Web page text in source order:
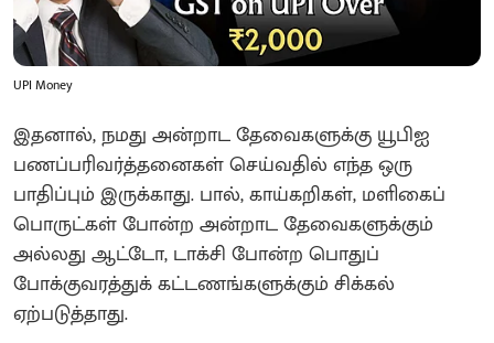
UPI Money
இதனால், நமது அன்றாட தேவைகளுக்கு யூபிஐ
பணப்பரிவர்த்தனைகள் செய்வதில் எந்த ஒரு
பாதிப்பும் இருக்காது. பால், காய்கறிகள், மளிகைப்
பொருட்கள் போன்ற அன்றாட தேவைகளுக்கும்
அல்லது ஆட்டோ, டாக்சி போன்ற பொதுப்
போக்குவரத்துக் கட்டணங்களுக்கும் சிக்கல்
ஏற்படுத்தாது.